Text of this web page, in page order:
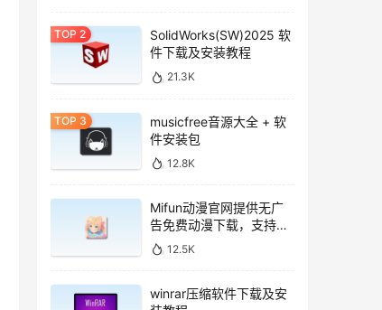
SolidWorks(SW)2025 软
件下载及安装教程
21.3K
musicfree音源大全 + 软
件安装包
12.8K
Mifun动漫官网提供无广
告免费动漫下载，支持安
卓与iOS系统
12.5K
winrar压缩软件下载及安